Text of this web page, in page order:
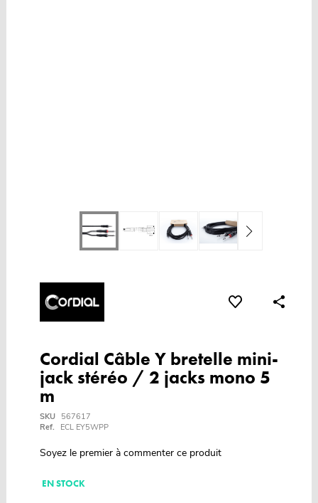
Cordial Câble Y bretelle mini-
jack stéréo / 2 jacks mono 5
m
SKU
567617
Ref.
ECL EY5WPP
Soyez le premier à commenter ce produit
EN STOCK